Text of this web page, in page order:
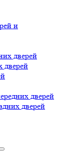
и
дверей
дверей
дверей
дверей